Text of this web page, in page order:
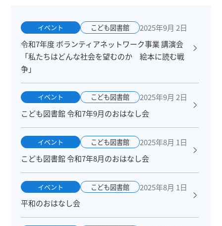
イベント こども図書館
2025年9月 2日
令和7年度 ボランティアネットワーク事業 講演会
「私たちはどんな社会を望むのか 絵本に読む戦
争」
イベント こども図書館
2025年9月 2日
こども図書館 令和7年9月のおはなし会
イベント こども図書館
2025年8月 1日
こども図書館 令和7年8月のおはなし会
イベント こども図書館
2025年8月 1日
平和のおはなし会